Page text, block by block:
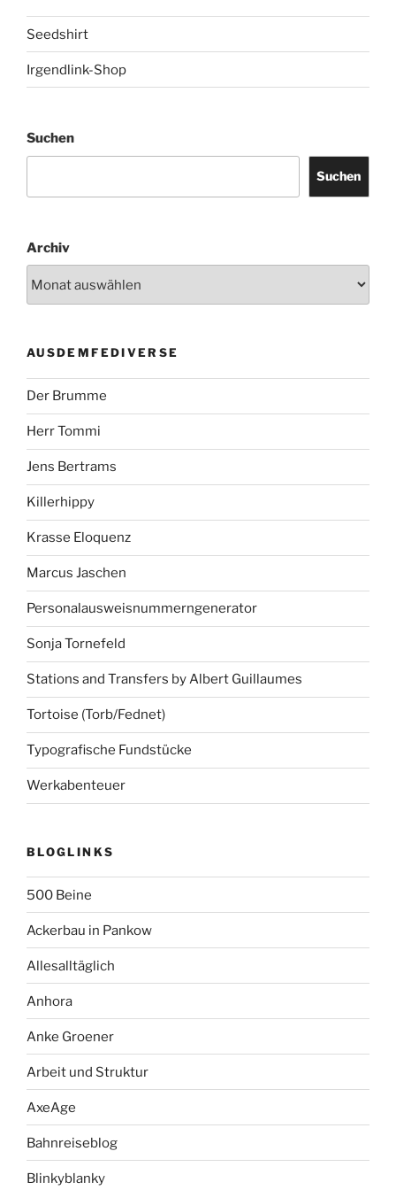
Seedshirt
Irgendlink-Shop
Suchen
Suchen
Archiv
AUSDEMFEDIVERSE
Der Brumme
Herr Tommi
Jens Bertrams
Killerhippy
Krasse Eloquenz
Marcus Jaschen
Personalausweisnummerngenerator
Sonja Tornefeld
Stations and Transfers by Albert Guillaumes
Tortoise (Torb/Fednet)
Typografische Fundstücke
Werkabenteuer
BLOGLINKS
500 Beine
Ackerbau in Pankow
Allesalltäglich
Anhora
Anke Groener
Arbeit und Struktur
AxeAge
Bahnreiseblog
Blinkyblanky